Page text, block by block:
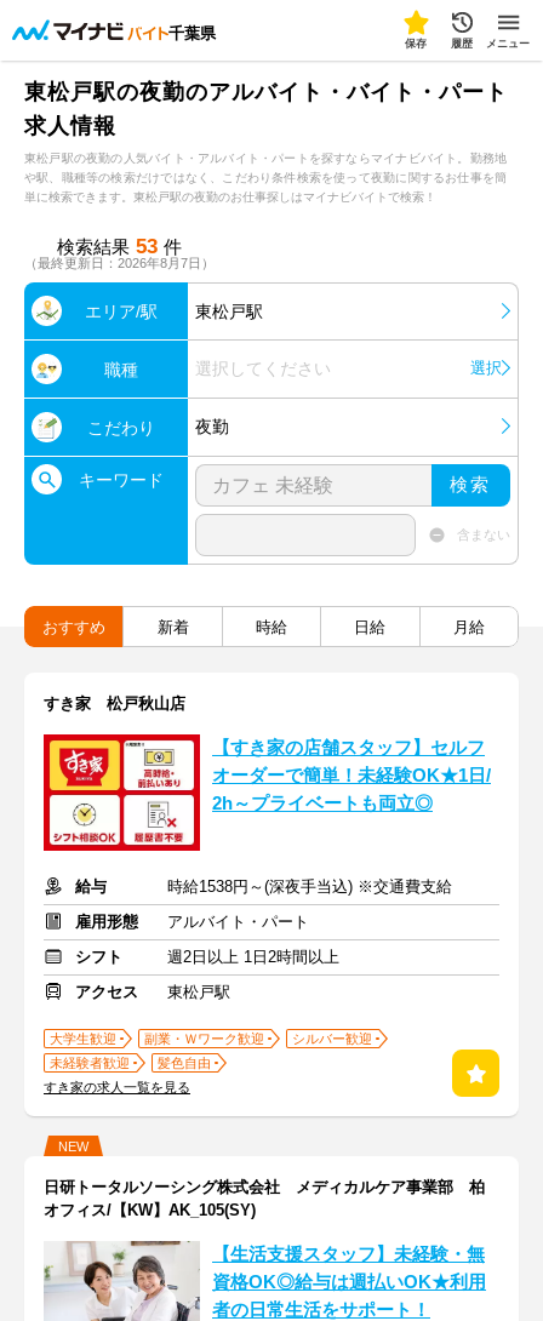
千葉県
保存 履歴 メニュー
東松戸駅の夜勤のアルバイト・バイト・パート
求人情報
東松戸駅の夜勤の人気バイト・アルバイト・パートを探すならマイナビバイト。勤務地
や駅、職種等の検索だけではなく、こだわり条件検索を使って夜勤に関するお仕事を簡
単に検索できます。東松戸駅の夜勤のお仕事探しはマイナビバイトで検索！
検索結果 53 件
（最終更新日：2026年8月7日）
エリア/駅 東松戸駅
職種 選択してください 選択
こだわり 夜勤
キーワード 検索
含まない
おすすめ 新着 時給 日給 月給
すき家 松戸秋山店
【すき家の店舗スタッフ】セルフ
オーダーで簡単！未経験OK★1日/
2h～プライベートも両立◎
給与
時給1538円～(深夜手当込) ※交通費支給
雇用形態
アルバイト・パート
シフト
週2日以上 1日2時間以上
アクセス
東松戸駅
大学生歓迎 副業・Ｗワーク歓迎
シルバー歓迎
未経験者歓迎
髪色自由
すき家の求人一覧を見る
NEW
日研トータルソーシング株式会社 メディカルケア事業部 柏
オフィス/【KW】AK_105(SY)
【生活支援スタッフ】未経験・無
資格OK◎給与は週払いOK★利用
者の日常生活をサポート！